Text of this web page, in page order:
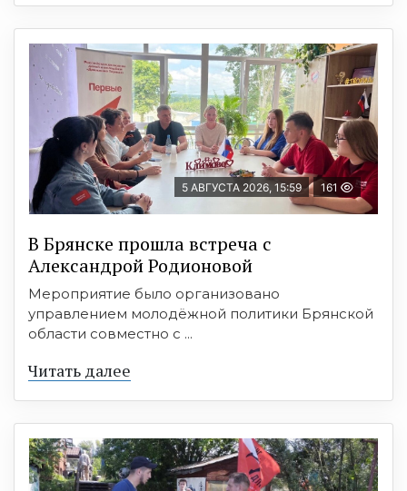
5 АВГУСТА 2026, 15:59 161
В Брянске прошла встреча с
Александрой Родионовой
Мероприятие было организовано
управлением молодёжной политики Брянской
области совместно с ...
Читать далее